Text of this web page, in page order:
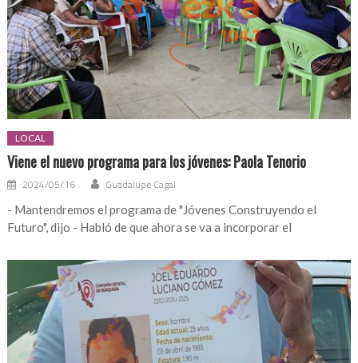
LOCAL
Viene el nuevo programa para los jóvenes: Paola Tenorio
2024/05/16 Guadalupe Cagal
- Mantendremos el programa de "Jóvenes Construyendo el
Futuro", dijo - ⁠Habló de que ahora se va a incorporar el